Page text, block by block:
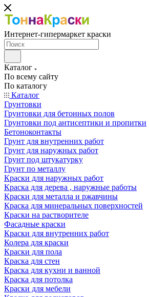
Интернет-гипермаркет краски
Каталог
По всему сайту
По каталогу
Каталог
Грунтовки
Грунтовки для бетонных полов
Грунтовки под антисептики и пропитки
Бетоноконтакты
Грунт для внутренних работ
Грунт для наружных работ
Грунт под штукатурку
Грунт по металлу
Краски для наружных работ
Краска для дерева , наружные работы
Краски для металла и ржавчины
Краска для минеральных поверхностей
Краски на растворителе
Фасадные краски
Краски для внутренних работ
Колера для краски
Краски для пола
Краска для стен
Краска для кухни и ванной
Краска для потолка
Краски для мебели